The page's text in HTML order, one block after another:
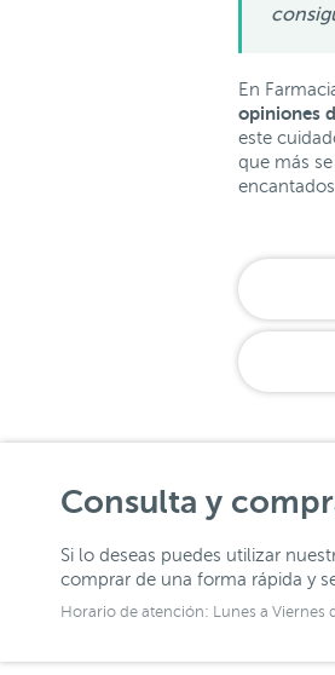
En
opiniones
este
que más
Consulta y
Si lo deseas puedes utilizar
comprar de una forma rápida y
Horario de atención: Lunes a Viernes